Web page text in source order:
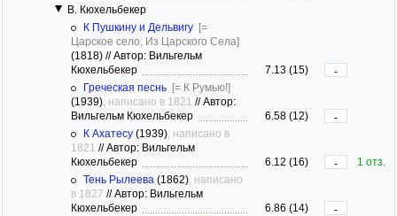
В. Кюхельбекер
К Пушкину и Дельвигу [=
Царское село, Из Царского Села]
(1818) //Автор: Вильгельм
Кюхельбекер
7.13 (15)
-
Греческая песнь [= К Румью!]
(1939) , написано в 1821 //Автор:
Вильгельм Кюхельбекер
6.58 (12)
-
К Ахатесу (1939) , написано в
1821 //Автор: Вильгельм
Кюхельбекер
6.12 (16) -
1 отз.
Тень Рылеева (1862) , написано
в 1827 //Автор: Вильгельм
Кюхельбекер
6.86 (14)
-